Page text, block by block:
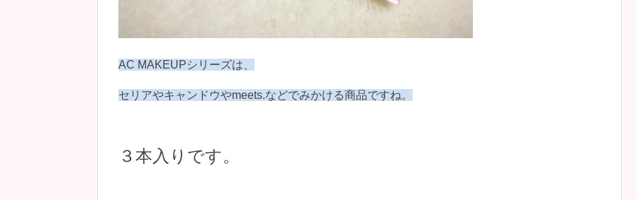
AC MAKEUPシリーズは、
セリアやキャンドウやmeets.などでみかける商品ですね。
３本入りです。